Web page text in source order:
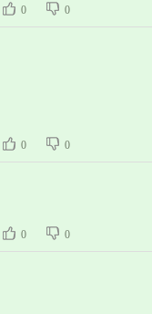
0 0
0 0
0 0